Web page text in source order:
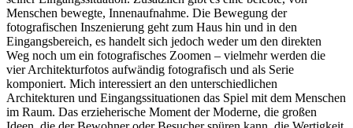
Menschen bewegte, Innenaufnahme. Die Bewegung der
fotografischen Inszenierung geht zum Haus hin und in den
Eingangsbereich, es handelt sich jedoch weder um den direkten
Weg noch um ein fotografisches Zoomen – vielmehr werden die
vier Architekturfotos aufwändig fotografisch und als Serie
komponiert. Mich interessiert an den unterschiedlichen
Architekturen und Eingangssituationen das Spiel mit dem Menschen
im Raum. Das erzieherische Moment der Moderne, die großen